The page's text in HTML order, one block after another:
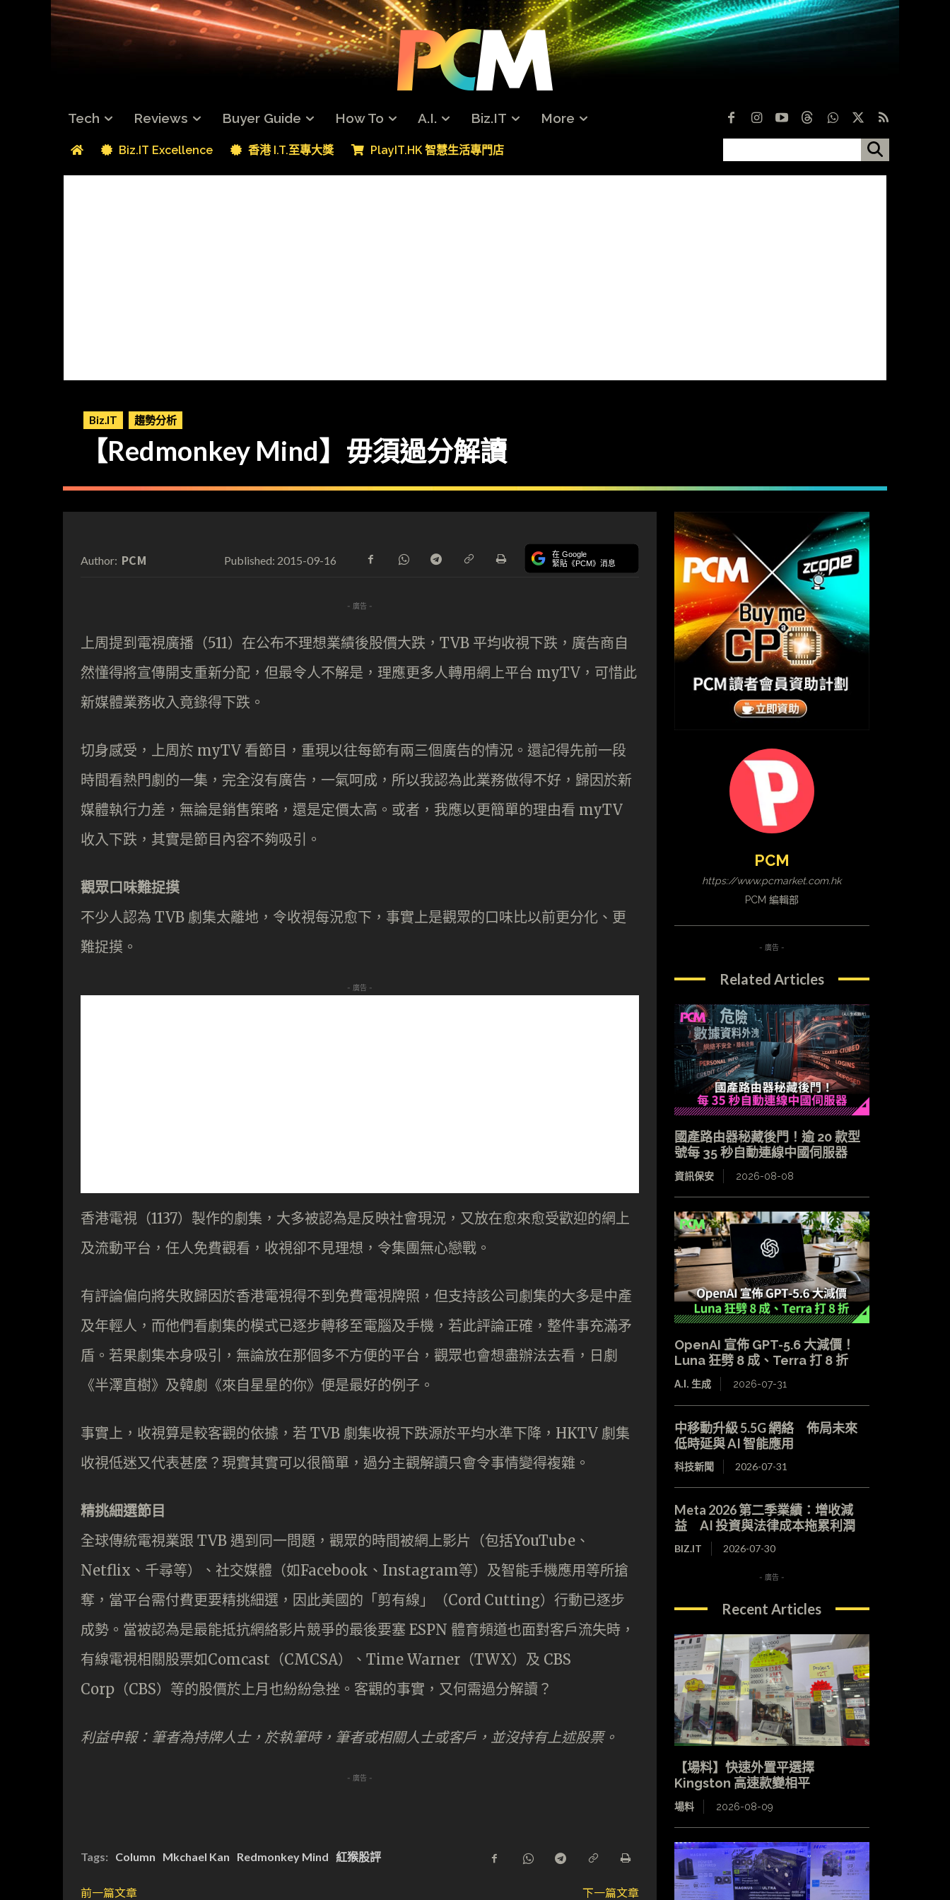
Tech Reviews Buyer Guide How To A.I. Biz.IT More
Biz.IT Excellence 香港 I.T.至專大獎 PlayIT.HK 智慧生活專門店
Biz.IT 趨勢分析
【Redmonkey Mind】毋須過分解讀
Author: PCM Published: 2015-09-16 在 Google
緊貼《PCM》消息
- 廣告 -
上周提到電視廣播（511）在公布不理想業績後股價大跌，TVB 平均收視下跌，廣告商自
然懂得將宣傳開支重新分配，但最令人不解是，理應更多人轉用網上平台 myTV，可惜此
新媒體業務收入竟錄得下跌。
切身感受，上周於 myTV 看節目，重現以往每節有兩三個廣告的情況。還記得先前一段
時間看熱門劇的一集，完全沒有廣告，一氣呵成，所以我認為此業務做得不好，歸因於新
媒體執行力差，無論是銷售策略，還是定價太高。或者，我應以更簡單的理由看 myTV
收入下跌，其實是節目內容不夠吸引。
觀眾口味難捉摸
不少人認為 TVB 劇集太離地，令收視每況愈下，事實上是觀眾的口味比以前更分化、更
難捉摸。
- 廣告 -
香港電視（1137）製作的劇集，大多被認為是反映社會現況，又放在愈來愈受歡迎的網上
及流動平台，任人免費觀看，收視卻不見理想，令集團無心戀戰。
有評論偏向將失敗歸因於香港電視得不到免費電視牌照，但支持該公司劇集的大多是中產
及年輕人，而他們看劇集的模式已逐步轉移至電腦及手機，若此評論正確，整件事充滿矛
盾。若果劇集本身吸引，無論放在那個多不方便的平台，觀眾也會想盡辦法去看，日劇
《半澤直樹》及韓劇《來自星星的你》便是最好的例子。
事實上，收視算是較客觀的依據，若 TVB 劇集收視下跌源於平均水準下降，HKTV 劇集
收視低迷又代表甚麼？現實其實可以很簡單，過分主觀解讀只會令事情變得複雜。
精挑細選節目
全球傳統電視業跟 TVB 遇到同一問題，觀眾的時間被網上影片（包括YouTube、
Netflix、千尋等）、社交媒體（如Facebook、Instagram等）及智能手機應用等所搶
奪，當平台需付費更要精挑細選，因此美國的「剪有線」（Cord Cutting）行動已逐步
成勢。當被認為是最能抵抗網絡影片競爭的最後要塞 ESPN 體育頻道也面對客戶流失時，
有線電視相關股票如Comcast（CMCSA）、Time Warner（TWX）及 CBS
Corp（CBS）等的股價於上月也紛紛急挫。客觀的事實，又何需過分解讀？
利益申報：筆者為持牌人士，於執筆時，筆者或相關人士或客戶，並沒持有上述股票。
- 廣告 -
Tags: Column Mkchael Kan Redmonkey Mind 紅猴股評
前一篇文章
下一篇文章
PCM
https://www.pcmarket.com.hk
PCM 編輯部
- 廣告 -
Related Articles
國產路由器秘藏後門！逾 20 款型
號每 35 秒自動連線中國伺服器
資訊保安 2026-08-08
OpenAI 宣佈 GPT-5.6 大減價！
Luna 狂劈 8 成、Terra 打 8 折
A.I. 生成 2026-07-31
中移動升級 5.5G 網絡 佈局未來
低時延與 AI 智能應用
科技新聞 2026-07-31
Meta 2026 第二季業績：增收減
益 AI 投資與法律成本拖累利潤
BIZ.IT 2026-07-30
- 廣告 -
Recent Articles
【場料】快速外置平選擇
Kingston 高速款變相平
場料 2026-08-09